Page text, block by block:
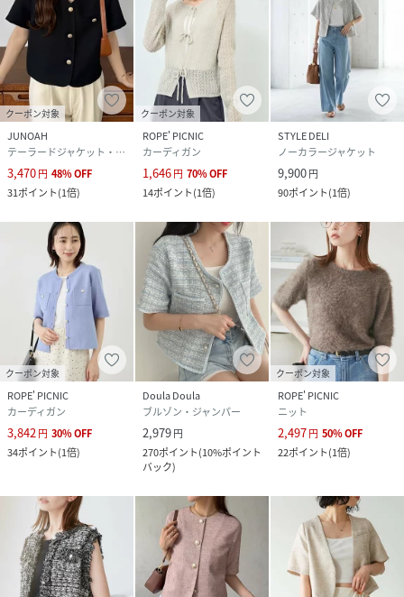
クーポン対象
JUNOAH
テーラードジャケット・ブレザー
3,470円 48%OFF
31ポイント(1倍)
クーポン対象
ROPE' PICNIC
カーディガン
1,646円 70%OFF
14ポイント(1倍)
STYLE DELI
ノーカラージャケット
9,900円
90ポイント(1倍)
クーポン対象
ROPE' PICNIC
カーディガン
3,842円 30%OFF
34ポイント(1倍)
Doula Doula
ブルゾン・ジャンパー
2,979円
270ポイント(10%ポイント
バック)
クーポン対象
ROPE' PICNIC
ニット
2,497円 50%OFF
22ポイント(1倍)